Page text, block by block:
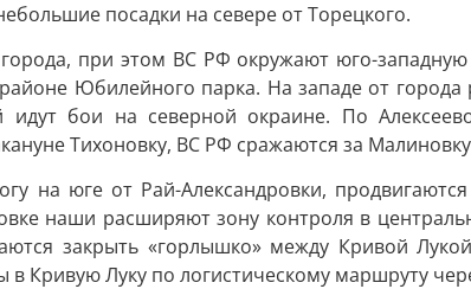
посадки на севере от Торецкого.
при этом ВС РФ окружают юго-
Юбилейного парка. На западе от
бои на северной окраине. По
Тихоновку, ВС РФ сражаются за
на юге от Рай-Александровки,
наши расширяют зону контроля в
закрыть «горлышко» между Кривой
Кривую Луку по логистическому маршруту